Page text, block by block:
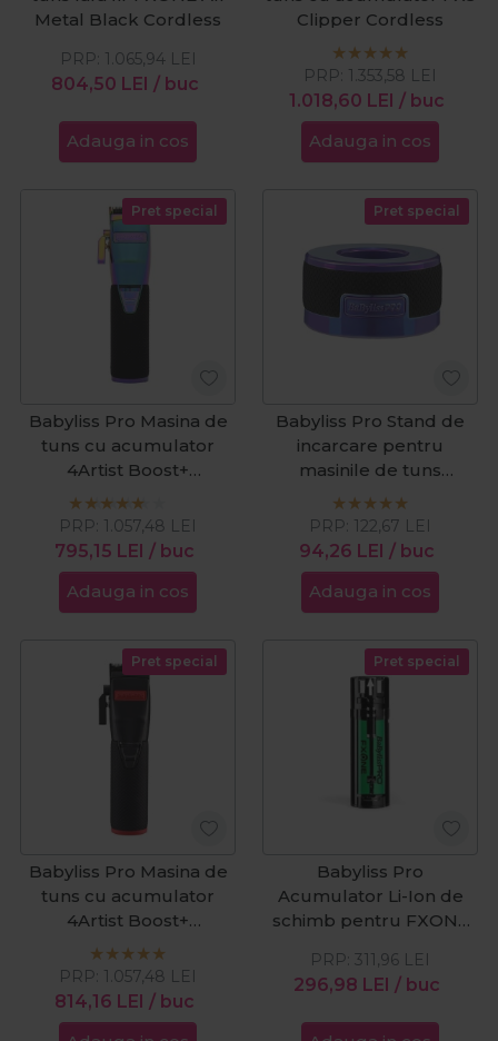
Metal Black Cordless
804,50 LEI / buc
PRP: 1.065,94 LEI
Adauga in cos
Clipper Cordless
1.018,60 LEI / buc
PRP: 1.353,58 LEI
Adauga in cos
Pret special
Babyliss Pro Masina de
tuns cu acumulator
4Artist Boost+
Black&Chameleon
795,15 LEI / buc
PRP: 1.057,48 LEI
Adauga in cos
Pret special
Babyliss Pro Stand de
incarcare pentru
masinile de tuns
BOOST+ Chameleon
94,26 LEI / buc
PRP: 122,67 LEI
Adauga in cos
Pret special
Babyliss Pro Masina de
tuns cu acumulator
4Artist Boost+
Black&Red
814,16 LEI / buc
PRP: 1.057,48 LEI
Pret special
Babyliss Pro
Acumulator Li-Ion de
schimb pentru FXONE
296,98 LEI / buc
PRP: 311,96 LEI